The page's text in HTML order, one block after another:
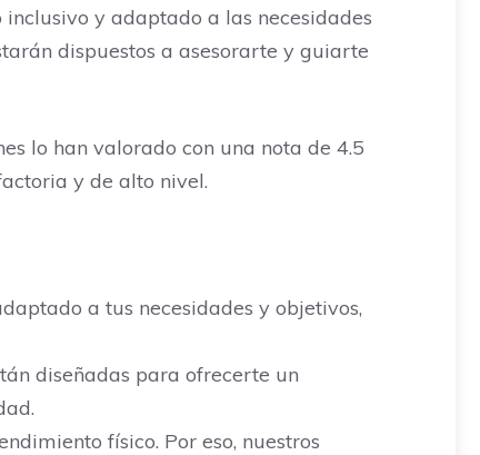
y adaptado a las necesidades
dispuestos a asesorarte y guiarte
lo han valorado con una nota de 4.5
y de alto nivel.
a tus necesidades y objetivos,
diseñadas para ofrecerte un
físico. Por eso, nuestros